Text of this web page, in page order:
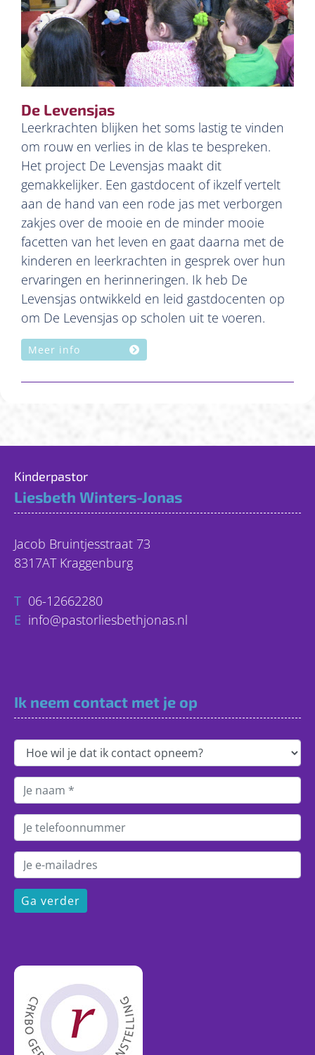
De Levensjas
Leerkrachten blijken het soms lastig te vinden
om rouw en verlies in de klas te bespreken.
Het project De Levensjas maakt dit
gemakkelijker. Een gastdocent of ikzelf vertelt
aan de hand van een rode jas met verborgen
zakjes over de mooie en de minder mooie
facetten van het leven en gaat daarna met de
kinderen en leerkrachten in gesprek over hun
ervaringen en herinneringen. Ik heb De
Levensjas ontwikkeld en leid gastdocenten op
om De Levensjas op scholen uit te voeren.
Meer info
Kinderpastor
Liesbeth Winters-Jonas
Jacob Bruintjesstraat 73
8317AT Kraggenburg
T 06-12662280
E info@pastorliesbethjonas.nl
Ik neem contact met je op
Ga verder